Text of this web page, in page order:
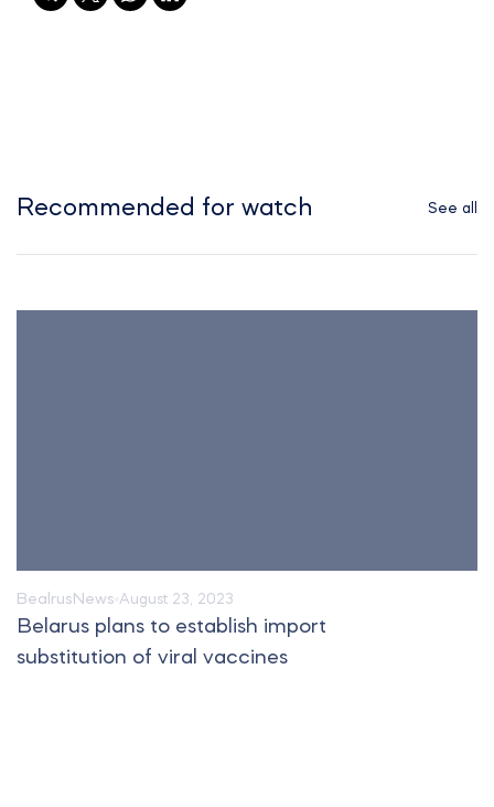
Recommended for watch See all
BealrusNews August 23, 2023
Belarus plans to establish import
substitution of viral vaccines